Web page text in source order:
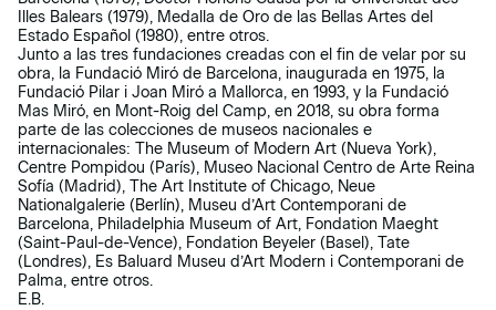
Illes Balears (1979), Medalla de Oro de las Bellas Artes del
Estado Español (1980), entre otros.
Junto a las tres fundaciones creadas con el fin de velar por su
obra, la Fundació Miró de Barcelona, inaugurada en 1975, la
Fundació Pilar i Joan Miró a Mallorca, en 1993, y la Fundació
Mas Miró, en Mont-Roig del Camp, en 2018, su obra forma
parte de las colecciones de museos nacionales e
internacionales: The Museum of Modern Art (Nueva York),
Centre Pompidou (París), Museo Nacional Centro de Arte Reina
Sofía (Madrid), The Art Institute of Chicago, Neue
Nationalgalerie (Berlín), Museu d’Art Contemporani de
Barcelona, Philadelphia Museum of Art, Fondation Maeght
(Saint-Paul-de-Vence), Fondation Beyeler (Basel), Tate
(Londres), Es Baluard Museu d’Art Modern i Contemporani de
Palma, entre otros.
E.B.